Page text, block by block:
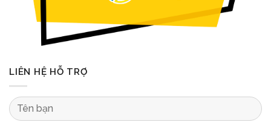
LIÊN HỆ HỖ TRỢ